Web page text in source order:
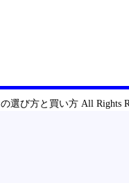
の選び方と買い方 All Rights